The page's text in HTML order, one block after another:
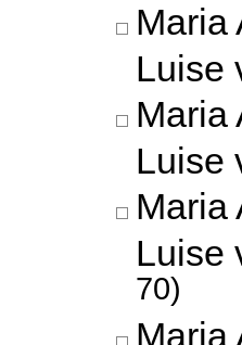
Maria
Luise
Maria
Luise
Maria
Luise
70)
Maria